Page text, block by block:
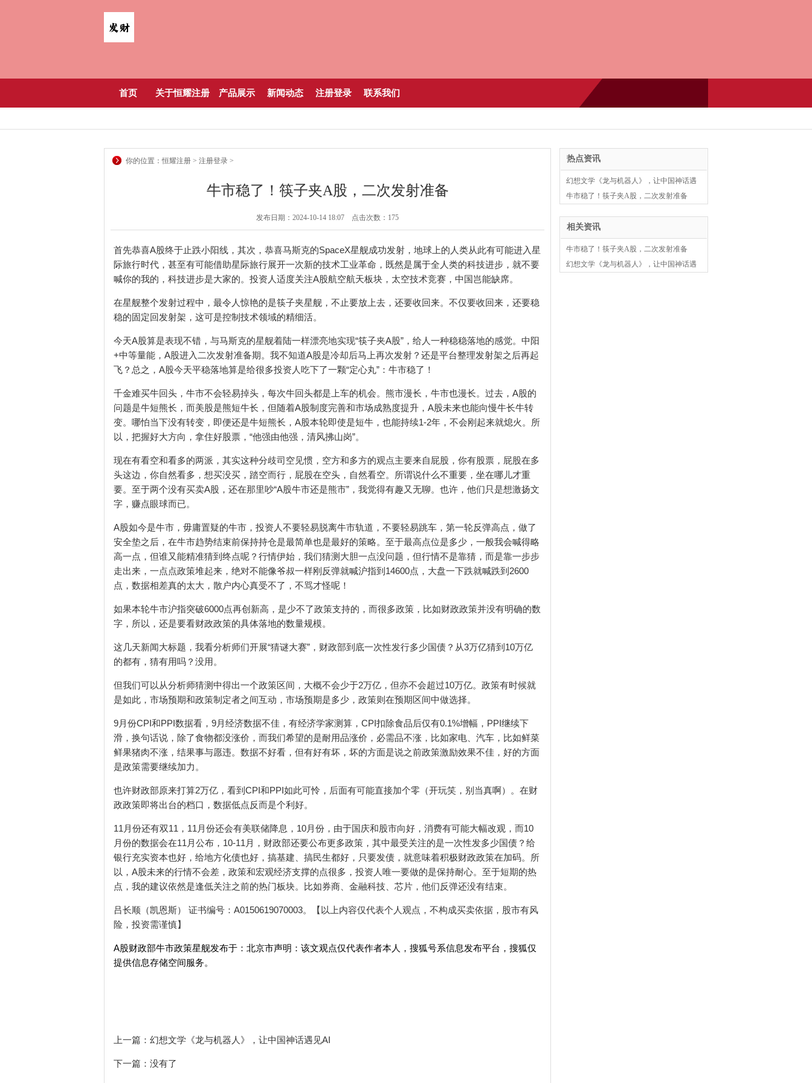
首页 关于恒耀注册 产品展示 新闻动态 注册登录 联系我们
你的位置：恒耀注册 > 注册登录 >
牛市稳了！筷子夹A股，二次发射准备
发布日期：2024-10-14 18:07 点击次数：175
首先恭喜A股终于止跌小阳线，其次，恭喜马斯克的SpaceX星舰成功发射，地球上的人类从此有可能进入星
际旅行时代，甚至有可能借助星际旅行展开一次新的技术工业革命，既然是属于全人类的科技进步，就不要
喊你的我的，科技进步是大家的。投资人适度关注A股航空航天板块，太空技术竞赛，中国岂能缺席。
在星舰整个发射过程中，最令人惊艳的是筷子夹星舰，不止要放上去，还要收回来。不仅要收回来，还要稳
稳的固定回发射架，这可是控制技术领域的精细活。
今天A股算是表现不错，与马斯克的星舰着陆一样漂亮地实现“筷子夹A股”，给人一种稳稳落地的感觉。中阳
+中等量能，A股进入二次发射准备期。我不知道A股是冷却后马上再次发射？还是平台整理发射架之后再起
飞？总之，A股今天平稳落地算是给很多投资人吃下了一颗“定心丸”：牛市稳了！
千金难买牛回头，牛市不会轻易掉头，每次牛回头都是上车的机会。熊市漫长，牛市也漫长。过去，A股的
问题是牛短熊长，而美股是熊短牛长，但随着A股制度完善和市场成熟度提升，A股未来也能向慢牛长牛转
变。哪怕当下没有转变，即便还是牛短熊长，A股本轮即使是短牛，也能持续1-2年，不会刚起来就熄火。所
以，把握好大方向，拿住好股票，“他强由他强，清风拂山岗”。
现在有看空和看多的两派，其实这种分歧司空见惯，空方和多方的观点主要来自屁股，你有股票，屁股在多
头这边，你自然看多，想买没买，踏空而行，屁股在空头，自然看空。所谓说什么不重要，坐在哪儿才重
要。至于两个没有买卖A股，还在那里吵“A股牛市还是熊市”，我觉得有趣又无聊。也许，他们只是想激扬文
字，赚点眼球而已。
A股如今是牛市，毋庸置疑的牛市，投资人不要轻易脱离牛市轨道，不要轻易跳车，第一轮反弹高点，做了
安全垫之后，在牛市趋势结束前保持持仓是最简单也是最好的策略。至于最高点位是多少，一般我会喊得略
高一点，但谁又能精准猜到终点呢？行情伊始，我们猜测大胆一点没问题，但行情不是靠猜，而是靠一步步
走出来，一点点政策堆起来，绝对不能像爷叔一样刚反弹就喊沪指到14600点，大盘一下跌就喊跌到2600
点，数据相差真的太大，散户内心真受不了，不骂才怪呢！
如果本轮牛市沪指突破6000点再创新高，是少不了政策支持的，而很多政策，比如财政政策并没有明确的数
字，所以，还是要看财政政策的具体落地的数量规模。
这几天新闻大标题，我看分析师们开展“猜谜大赛”，财政部到底一次性发行多少国债？从3万亿猜到10万亿
的都有，猜有用吗？没用。
但我们可以从分析师猜测中得出一个政策区间，大概不会少于2万亿，但亦不会超过10万亿。政策有时候就
是如此，市场预期和政策制定者之间互动，市场预期是多少，政策则在预期区间中做选择。
9月份CPI和PPI数据看，9月经济数据不佳，有经济学家测算，CPI扣除食品后仅有0.1%增幅，PPI继续下
滑，换句话说，除了食物都没涨价，而我们希望的是耐用品涨价，必需品不涨，比如家电、汽车，比如鲜菜
鲜果猪肉不涨，结果事与愿违。数据不好看，但有好有坏，坏的方面是说之前政策激励效果不佳，好的方面
是政策需要继续加力。
也许财政部原来打算2万亿，看到CPI和PPI如此可怜，后面有可能直接加个零（开玩笑，别当真啊）。在财
政政策即将出台的档口，数据低点反而是个利好。
11月份还有双11，11月份还会有美联储降息，10月份，由于国庆和股市向好，消费有可能大幅改观，而10
月份的数据会在11月公布，10-11月，财政部还要公布更多政策，其中最受关注的是一次性发多少国债？给
银行充实资本也好，给地方化债也好，搞基建、搞民生都好，只要发债，就意味着积极财政政策在加码。所
以，A股未来的行情不会差，政策和宏观经济支撑的点很多，投资人唯一要做的是保持耐心。至于短期的热
点，我的建议依然是逢低关注之前的热门板块。比如券商、金融科技、芯片，他们反弹还没有结束。
吕长顺（凯恩斯） 证书编号：A0150619070003。【以上内容仅代表个人观点，不构成买卖依据，股市有风
险，投资需谨慎】
A股财政部牛市政策星舰发布于：北京市声明：该文观点仅代表作者本人，搜狐号系信息发布平台，搜狐仅
提供信息存储空间服务。
上一篇： 幻想文学《龙与机器人》，让中国神话遇见AI
下一篇：没有了
热点资讯
幻想文学《龙与机器人》，让中国神话遇
见AI
牛市稳了！筷子夹A股，二次发射准备
相关资讯
牛市稳了！筷子夹A股，二次发射准备
幻想文学《龙与机器人》，让中国神话遇